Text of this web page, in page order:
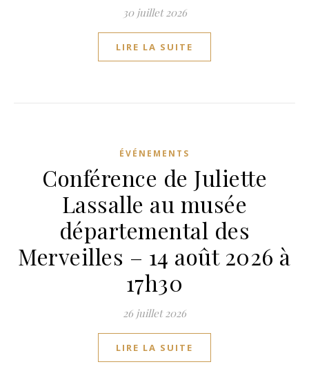
30 juillet 2026
LIRE LA SUITE
ÉVÉNEMENTS
Conférence de Juliette
Lassalle au musée
départemental des
Merveilles – 14 août 2026 à
17h30
26 juillet 2026
LIRE LA SUITE